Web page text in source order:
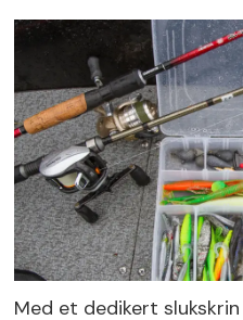
Med et dedikert